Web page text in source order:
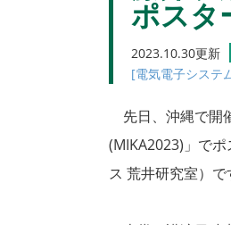
ポスタ
2023.10.30更新
[電気電子システ
先日、沖縄で開
(MIKA2023)」で
ス 荒井研究室）